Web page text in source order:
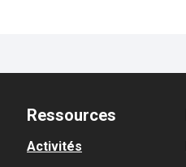
Ressources
Activités